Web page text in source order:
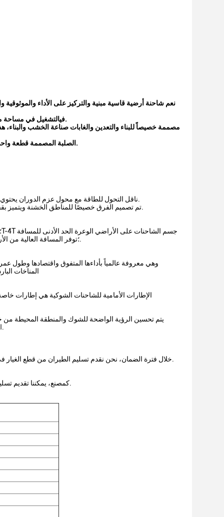
نعم شاحنة أرضية قاسية مبنية و التركيز على الأداء والموثوقية
r فيالتشغيل في مساحة
.
مصممة خصيصاً للبناء والتعدين والغابات صناعة الخشب والبناء،
الصلبة المصممة قطعة أكثر ظروف التشغيل صعوبة.
ناقل التحول للطاقة مع محول عزم الدوران يحتوي على اثنين من دواسة الدفع ، ومراقبة الفرامل والانعكاس الكامل مما يسمح بأوقات دورة أسرع.
تم تصميم الفرق خصيصًا للمناطق الخشنة ويتميز بقفل الفرق التلقائي ، مما يوفر الجر النهائي خلال الظروف الجوية السيئة وأسطح التشغيل الخشنة.
من الأرض هو 285mm ؛توفر المسافة العالية من الأرض قدرة أكبر على المناورة وتبقي الآلة تتحرك في أكثر التطبيقات خشنة.
المناخات
الإطارات الأمامية للشاحنات الشوكية هي إطارات
يتم تحسين الرؤية الواضحة للشوك والمنطقة المحيطة من
والشفرات.يتم تثبيت لوحة لوحة التحكم و LED الشاشة منخفضة و في خط الرؤية لراحة المشغل.
خلال فترة الضمان، نحن نقدم تسليم الطيران من قطع الغيار في غضون 2 أيام عمل. بالإضافة إلى ذلك، لدينا مهندسين ذوي خبرة للتحقق من المشاكل والصيانة.
كمصنع، يمكننا تقديم تسليم سريع للمنتجات، الشاحنة القياسية هي 7 أيام عمل، الشاحنة مع الخيارات هي 10-20 أيام عمل.